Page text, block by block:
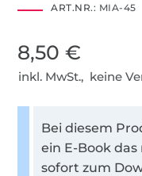
ART.NR.: MIA-45
8,50 €
inkl. MwSt., keine
Bei diesem
ein E-Book
sofort zum